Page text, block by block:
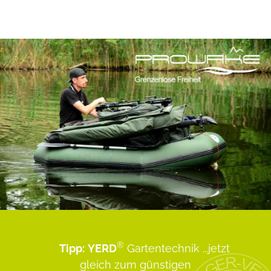
Tipp: YERD® Gartentechnik ...jetzt
gleich zum günstigen